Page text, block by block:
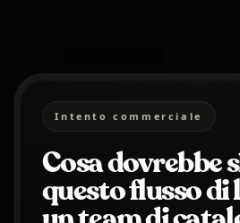
Intento commerciale
Cosa dovrebbe
questo flusso di